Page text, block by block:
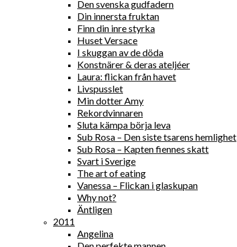
Den svenska gudfadern
Din innersta fruktan
Finn din inre styrka
Huset Versace
I skuggan av de döda
Konstnärer & deras ateljéer
Laura: flickan från havet
Livspusslet
Min dotter Amy
Rekordvinnaren
Sluta kämpa börja leva
Sub Rosa – Den siste tsarens hemlighet
Sub Rosa – Kapten fiennes skatt
Svart i Sverige
The art of eating
Vanessa – Flickan i glaskupan
Why not?
Äntligen
2011
Angelina